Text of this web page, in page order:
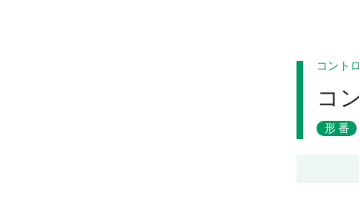
コント
コ
形番